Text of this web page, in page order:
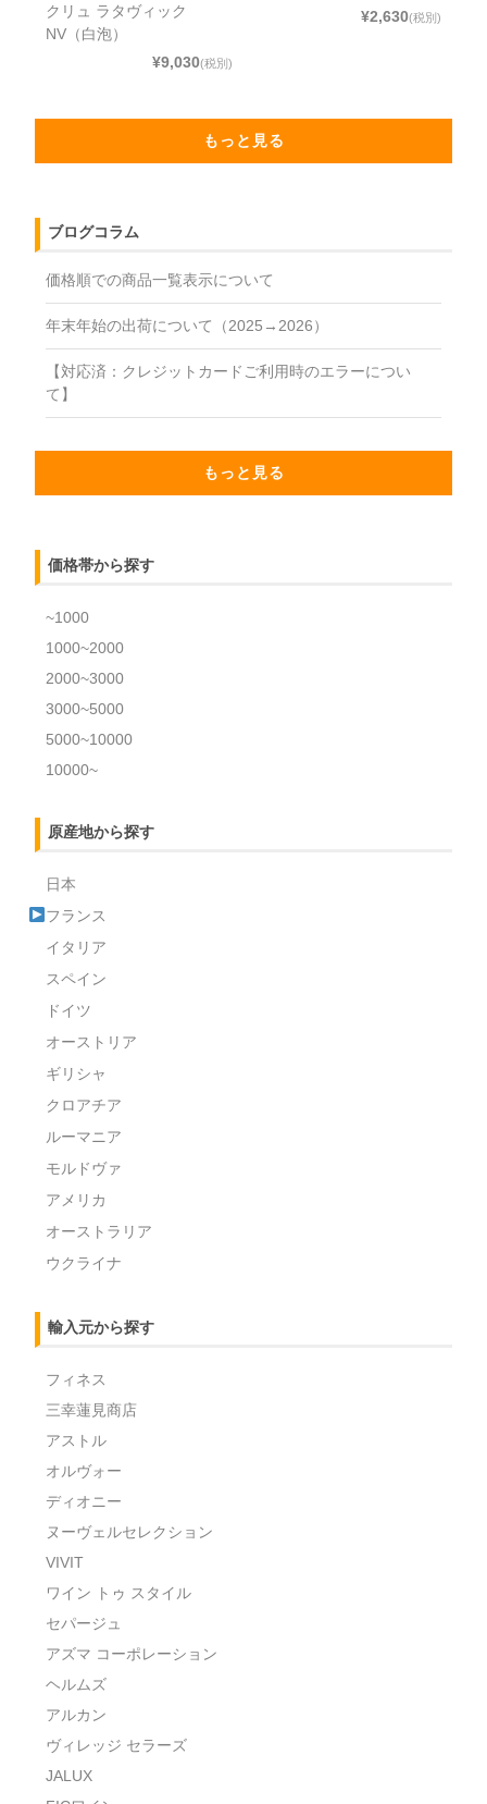
クリュ ラタヴィック
NV（白泡）
¥9,030(税別)
¥2,630(税別)
もっと見る
ブログコラム
価格順での商品一覧表示について
年末年始の出荷について（2025→2026）
【対応済：クレジットカードご利用時のエラーについ
て】
もっと見る
価格帯から探す
~1000
1000~2000
2000~3000
3000~5000
5000~10000
10000~
原産地から探す
日本
フランス
イタリア
スペイン
ドイツ
オーストリア
ギリシャ
クロアチア
ルーマニア
モルドヴァ
アメリカ
オーストラリア
ウクライナ
輸入元から探す
フィネス
三幸蓮見商店
アストル
オルヴォー
ディオニー
ヌーヴェルセレクション
VIVIT
ワイン トゥ スタイル
セパージュ
アズマ コーポレーション
ヘルムズ
アルカン
ヴィレッジ セラーズ
JALUX